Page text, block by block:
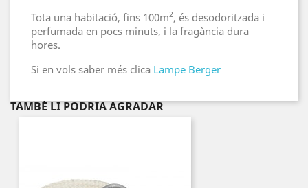
Tota una habitació, fins 100m2, és desodoritzada i
perfumada en pocs minuts, i la fragància dura
hores.
Si en vols saber més clica Lampe Berger
TAMBÉ LI PODRIA AGRADAR